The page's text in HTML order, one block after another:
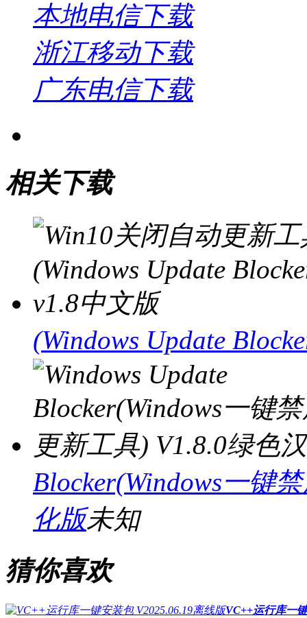
本地电信下载
浙江移动下载
广东电信下载
相关下载
(Windows Update
Blocker(Windows一键
化版未知
猜你喜欢
VC++运行库一